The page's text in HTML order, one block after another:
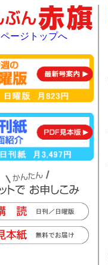
ページトップへ